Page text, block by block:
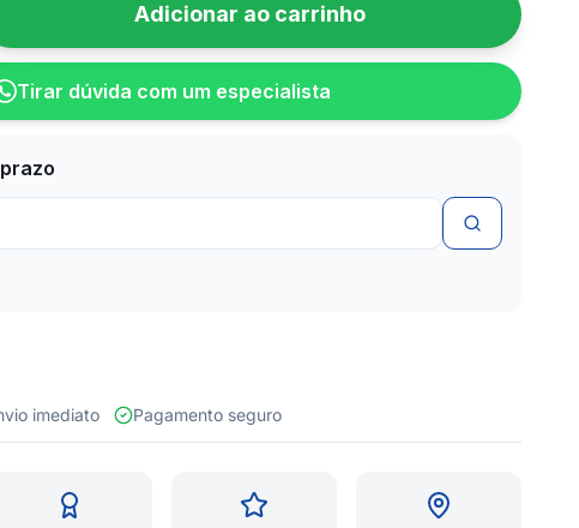
Adicionar ao carrinho
Tirar dúvida com um especialista
imediato
Pagamento seguro